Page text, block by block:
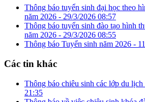
Thông báo tuyển sinh đại học theo
năm 2026 - 29/3/2026 08:57
Thông báo tuyển sinh đào tạo hình
năm 2026 - 29/3/2026 08:55
Thông báo Tuyển sinh năm 2026 -
Các tin khác
Thông báo chiêu sinh các lớp du lịch
21:35